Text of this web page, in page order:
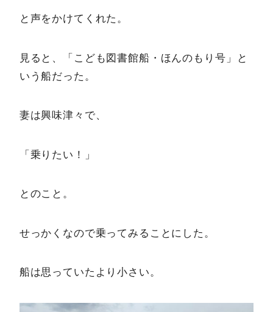
と声をかけてくれた。
見ると、「こども図書館船・ほんのもり号」と
いう船だった。
妻は興味津々で、
「乗りたい！」
とのこと。
せっかくなので乗ってみることにした。
船は思っていたより小さい。